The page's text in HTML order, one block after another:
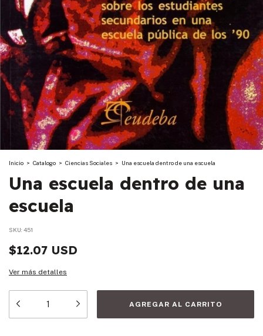
Inicio > Catalogo > Ciencias Sociales > Una escuela dentro de una escuela
Una escuela dentro de una
escuela
SKU: 451
$12.07 USD
Ver más detalles